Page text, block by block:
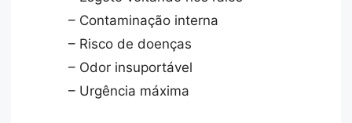
– Contaminação interna
– Risco de doenças
– Odor insuportável
– Urgência máxima